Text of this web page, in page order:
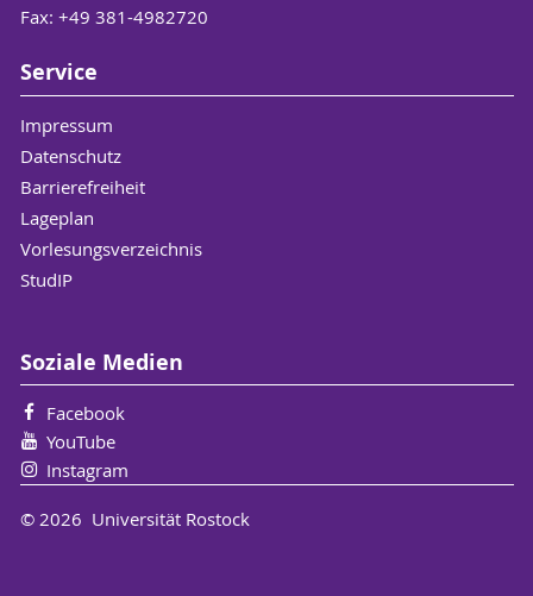
Fax: +49 381-4982720
Service
Impressum
Datenschutz
Barrierefreiheit
Lageplan
Vorlesungsverzeichnis
StudIP
Soziale Medien
Facebook
YouTube
Instagram
© 2026 Universität Rostock